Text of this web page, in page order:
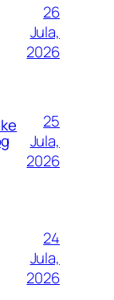
26
Jula,
2026
25
Jula,
2026
24
Jula,
2026